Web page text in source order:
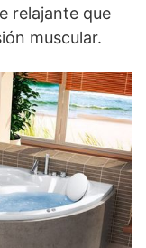
relajante que
muscular.